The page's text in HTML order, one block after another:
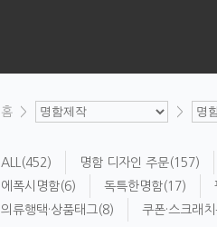
홈 > >
ALL (452) 명함 디자인 주문(157)
에폭시명함(6) 독특한명함(17)
의류행택·상품태그(8) 쿠폰·스크래